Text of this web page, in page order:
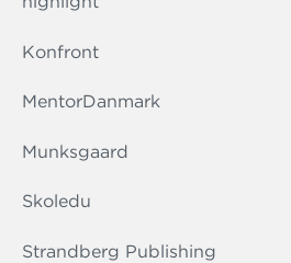
Konfront
MentorDanmark
Munksgaard
Skoledu
Strandberg Publishing